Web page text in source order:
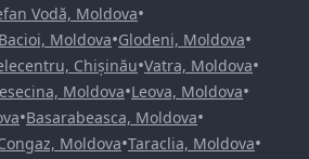
Vodă, Moldova•
Bacioi, Moldova•Glodeni, Moldova•
Chișinău•Vatra, Moldova•
Moldova•Leova, Moldova•
•Basarabeasca, Moldova•
Moldova•Taraclia, Moldova•